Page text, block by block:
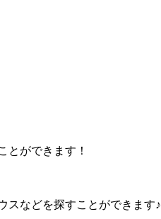
とができます！
スなどを探すことができます♪